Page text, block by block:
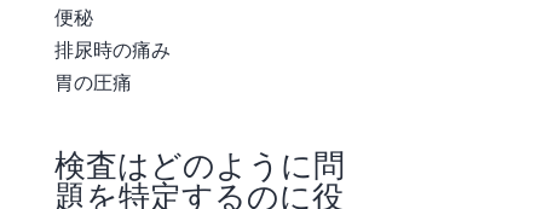
便秘
排尿時の痛み
胃の圧痛
検査はどのように問
題を特定するのに役